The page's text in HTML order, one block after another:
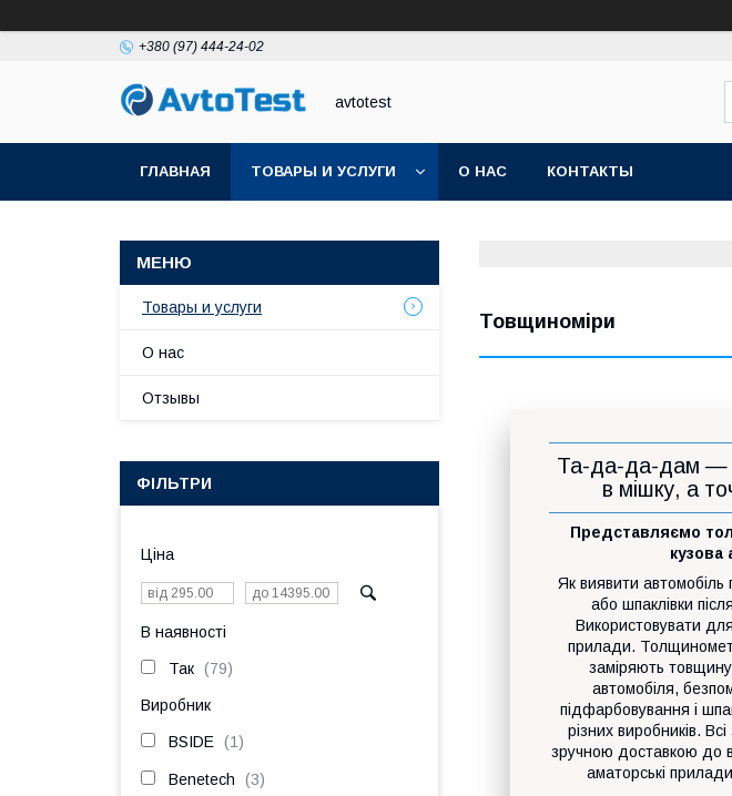
+380 (97) 444-24-02
avtotest
ГЛАВНАЯ ТОВАРЫ И УСЛУГИ О НАС КОНТАКТЫ
Товщиноміри
Та-да-да-дам —
в мішку, а
Представляємо
кузова
Як виявити
або шпаклівки
Використовувати
прилади.
заміряють
автомобіля,
підфарбовування і
різних виробників.
зручною доставкою до
аматорські
Товары и услуги
О нас
Отзывы
ФІЛЬТРИ
Ціна
В наявності
Так 79
Виробник
BSIDE 1
Benetech 3